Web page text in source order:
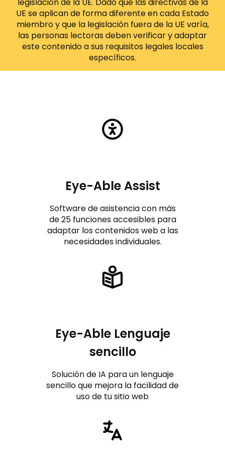
UE se aplican de forma diferente en cada Estado
miembro y que la legislación fuera de la UE varía,
las personas lectoras deben verificar y adaptar
este contenido a sus requisitos legales locales
específicos.
Eye-Able Assist
Software de asistencia con más
de 25 funciones accesibles para
adaptar los contenidos web a las
necesidades individuales.
Eye-Able Lenguaje
sencillo
Solución de IA para un lenguaje
sencillo que mejora la facilidad de
uso de tu sitio web